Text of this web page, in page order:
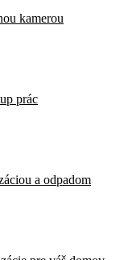
kamerou
prác
a odpadom